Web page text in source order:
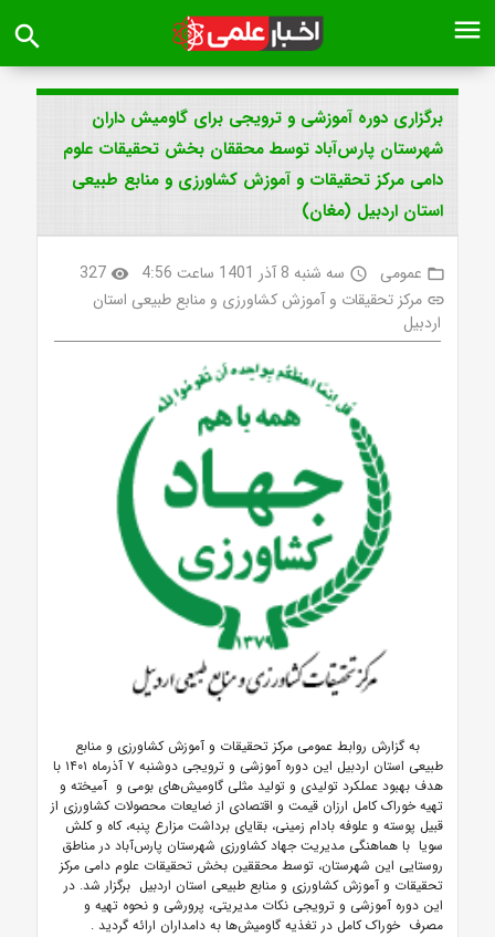
menu
search
برگزاری دوره آموزشی و ترویجی برای گاومیش داران
شهرستان پارس‌آباد توسط محققان بخش تحقیقات علوم
دامی مرکز تحقیقات و آموزش کشاورزی و منابع طبیعی
استان اردبیل (مغان)
folder_open عمومی access_time سه شنبه 8 آذر 1401 ساعت 4:56 visibility
327
link مرکز تحقیقات و آموزش کشاورزی و منابع طبیعی استان
اردبیل
به گزارش روابط عمومی مرکز تحقیقات و آموزش کشاورزی و منابع
طبیعی استان اردبیل این دوره آموزشی و ترویجی دوشنبه ۷ آذرماه ۱۴۰۱ با
هدف بهبود عملکرد تولیدی و تولید مثلی گاومیش‌های بومی و آمیخته و
تهیه خوراک کامل ارزان قیمت و اقتصادی از ضایعات محصولات کشاورزی از
قبیل پوسته و علوفه بادام زمینی، بقایای برداشت مزارع پنبه، کاه و کلش
سویا با هماهنگی مدیریت جهاد کشاورزی شهرستان پارس‌آباد در مناطق
روستایی این شهرستان، توسط محققین بخش تحقیقات علوم دامی مرکز
تحقیقات و آموزش کشاورزی و منابع طبیعی استان اردبیل برگزار شد. در
این دوره آموزشی و ترویجی نکات مدیریتی، پرورشی و نحوه تهیه و
مصرف خوراک کامل در تغذیه گاومیش‌ها به دامداران ارائه گردید .